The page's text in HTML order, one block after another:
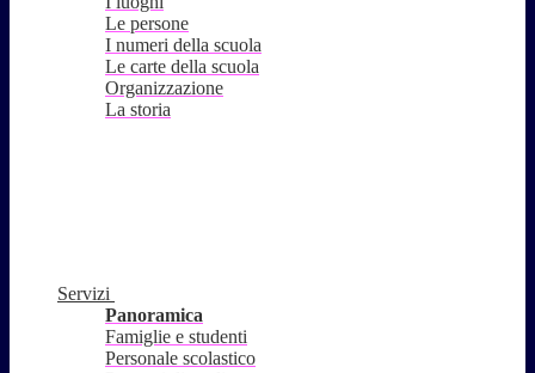
Le persone
I numeri della scuola
Le carte della scuola
Organizzazione
La storia
Servizi
Panoramica
Famiglie e studenti
Personale scolastico